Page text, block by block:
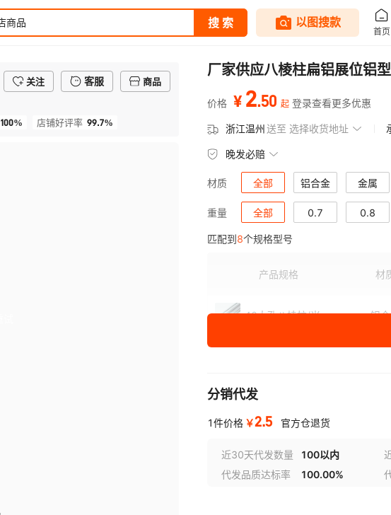
关注 客服
商品
100% 店铺好评率 99.7%
厂家供应八棱柱扁铝展位铝
价格 ¥ 2.50 起 登录查看更多优惠
浙江温州送至 选择收货地址
晚发必赔
材质 全部 铝合金 金属
重量 全部 0.7 0.8
匹配到8个规格型号
产品规格 材
40大孔八棱柱/米 铝
40小孔八棱柱/米*定
40小孔六棱柱/米*定
40单筋扁铝/米*定制 铝
分销代发
1件价格 ￥2.5 官方仓退货
近30天代发数量 100以内
代发品质达标率
100.00%